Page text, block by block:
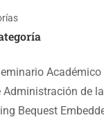
de
Bequest